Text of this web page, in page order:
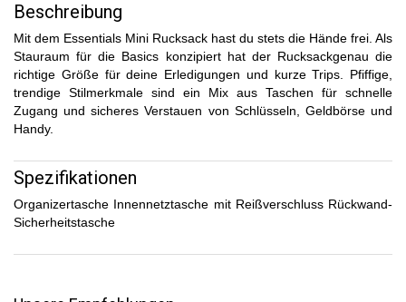
Beschreibung
Mit dem Essentials Mini Rucksack hast du stets die Hände frei. Als
Stauraum für die Basics konzipiert hat der Rucksackgenau die
richtige Größe für deine Erledigungen und kurze Trips. Pfiffige,
trendige Stilmerkmale sind ein Mix aus Taschen für schnelle
Zugang und sicheres Verstauen von Schlüsseln, Geldbörse und
Handy.
Spezifikationen
Organizertasche Innennetztasche mit Reißverschluss Rückwand-
Sicherheitstasche